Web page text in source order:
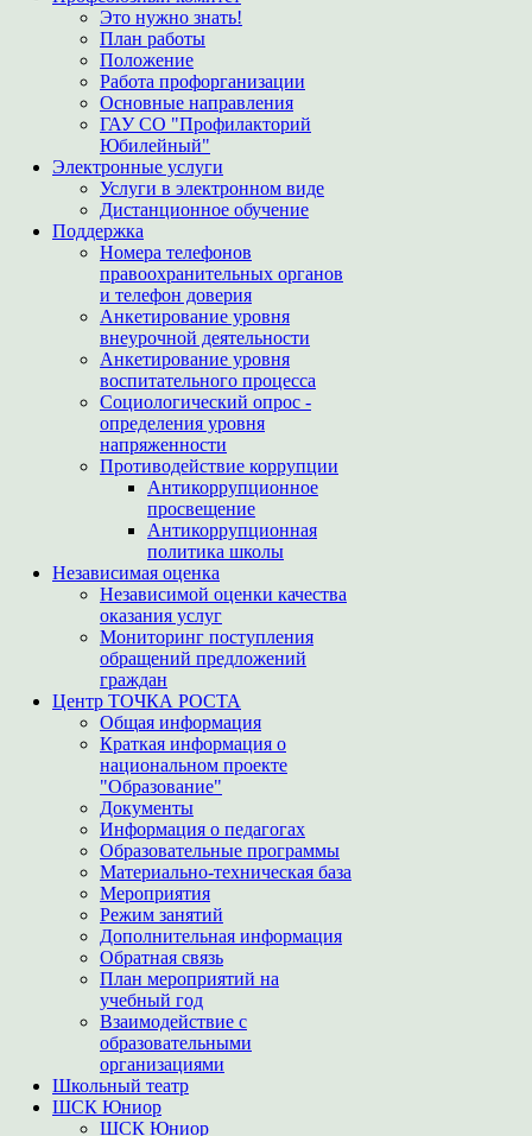
Это нужно знать!
План работы
Положение
Работа профорганизации
Основные направления
ГАУ СО "Профилакторий
Юбилейный"
Электронные услуги
Услуги в электронном виде
Дистанционное обучение
Поддержка
Номера телефонов
правоохранительных органов
и телефон доверия
Анкетирование уровня
внеурочной деятельности
Анкетирование уровня
воспитательного процесса
Социологический опрос -
определения уровня
напряженности
Противодействие коррупции
Антикоррупционное
просвещение
Антикоррупционная
политика школы
Независимая оценка
Независимой оценки качества
оказания услуг
Мониторинг поступления
обращений предложений
граждан
Центр ТОЧКА РОСТА
Общая информация
Краткая информация о
национальном проекте
"Образование"
Документы
Информация о педагогах
Образовательные программы
Материально-техническая база
Мероприятия
Режим занятий
Дополнительная информация
Обратная связь
План мероприятий на
учебный год
Взаимодействие с
образовательными
организациями
Школьный театр
ШСК Юниор
ШСК Юниор